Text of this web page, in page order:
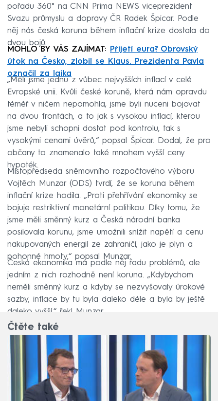
pořadu 360° na CNN Prima NEWS viceprezident
Svazu průmyslu a dopravy ČR Radek Špicar. Podle
něj nás česká koruna během inflační krize dostala do
dvou bojů.
MOHLO BY VÁS ZAJÍMAT:
Přijetí eura? Obrovský
útok na Česko, zlobil se Klaus. Prezidenta Pavla
označil za laika
„Měli jsme jednu z vůbec nejvyšších inflací v celé
Evropské unii. Kvůli české koruně, která nám opravdu
téměř v ničem nepomohla, jsme byli nuceni bojovat
na dvou frontách, a to jak s vysokou inflací, kterou
jsme nebyli schopni dostat pod kontrolu, tak s
vysokými cenami úvěrů,“ popsal Špicar. Dodal, že pro
občany to znamenalo také mnohem vyšší ceny
hypoték.
Místopředseda sněmovního rozpočtového výboru
Vojtěch Munzar (ODS) tvrdí, že se koruna během
inflační krize hodila. „Proti přehřívání ekonomiky se
bojuje restriktivní monetární politikou. Díky tomu, že
jsme měli směnný kurz a Česká národní banka
posilovala korunu, jsme umožnili snížit napětí a cenu
nakupovaných energií ze zahraničí, jako je plyn a
pohonné hmoty,“ popsal Munzar.
Česká ekonomika má podle něj řadu problémů, ale
jedním z nich rozhodně není koruna. „Kdybychom
neměli směnný kurz a kdyby se nezvyšovaly úrokové
sazby, inflace by tu byla daleko déle a byla by ještě
daleko vyšší,“ řekl Munzar.
Čtěte také